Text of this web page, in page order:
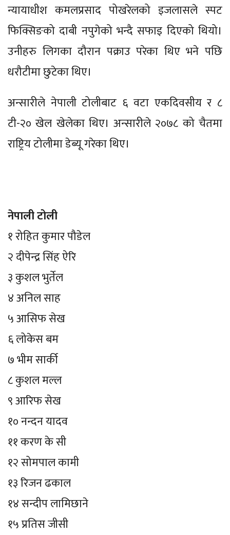
न्यायाधीश कमलप्रसाद पोखरेलको इजलासले स्पट
फिक्सिङको दाबी नपुगेको भन्दै सफाइ दिएको थियो।
उनीहरु लिगका दौरान पक्राउ परेका थिए भने पछि
धरौटीमा छुटेका थिए।
अन्सारीले नेपाली टोलीबाट ६ वटा एकदिवसीय र ८
टी-२० खेल खेलेका थिए। अन्सारीले २०७८ को चैतमा
राष्ट्रिय टोलीमा डेब्यू गरेका थिए।
नेपाली टोली
१ रोहित कुमार पौडेल
२ दीपेन्द्र सिंह ऐरि
३ कुशल भुर्तेल
४ अनिल साह
५ आसिफ सेख
६ लोकेस बम
७ भीम सार्की
८ कुशल मल्ल
९ आरिफ सेख
१० नन्दन यादव
११ करण के सी
१२ सोमपाल कामी
१३ रिजन ढकाल
१४ सन्दीप लामिछाने
१५ प्रतिस जीसी